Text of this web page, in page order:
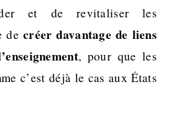
et de revitaliser les
de créer davantage de liens
, pour que les
c’est déjà le cas aux États